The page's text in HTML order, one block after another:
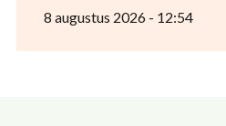
8 augustus 2026 - 12:54